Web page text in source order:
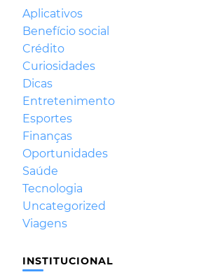
Aplicativos
Benefício social
Crédito
Curiosidades
Dicas
Entretenimento
Esportes
Finanças
Oportunidades
Saúde
Tecnologia
Uncategorized
Viagens
INSTITUCIONAL